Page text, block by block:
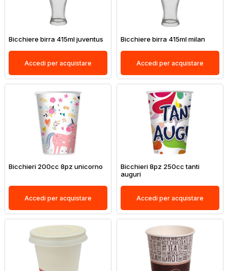
Bicchiere birra 415ml juventus
Accedi per acquistare
Bicchiere birra 415ml milan
Accedi per acquistare
Bicchieri 200cc 8pz unicorno
Accedi per acquistare
Bicchieri 8pz 250cc tanti
auguri
Accedi per acquistare